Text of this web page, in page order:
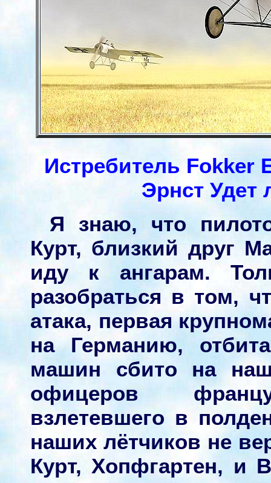
Истребитель Fokker
Эрнст Удет
Я знаю, что
Курт, близкий друг
иду к ангарам.
разобраться в том,
атака, первая
на Германию,
машин сбито на
офицеров
взлетевшего в
наших лётчиков не
Курт, Хопфгартен, и